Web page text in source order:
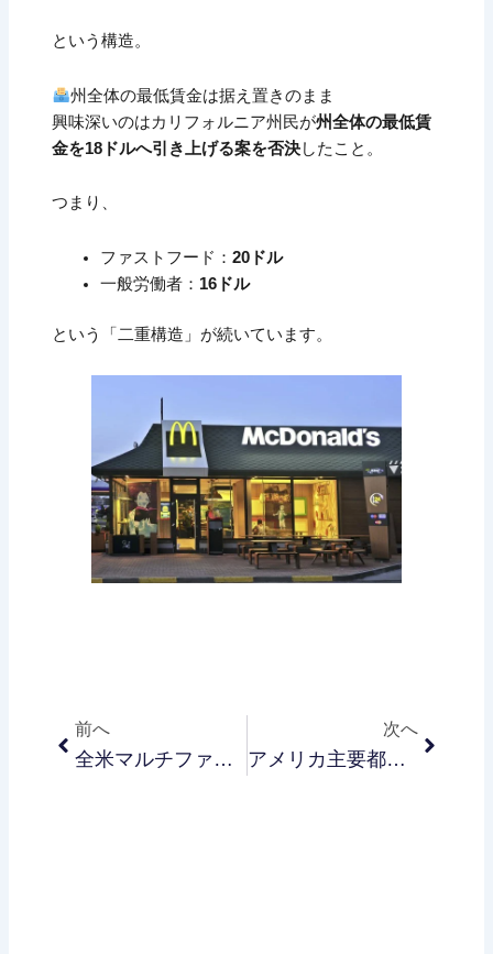
という構造。
州全体の最低賃金は据え置きのまま
興味深いのはカリフォルニア州民が州全体の最低賃
金を18ドルへ引き上げる案を否決したこと。
つまり、
ファストフード：20ドル
一般労働者： 16ドル
という「二重構造」が続いています。
前へ
全米マルチファミリー（賃貸住宅）マーケット、依然として高い投資リターン
次へ
アメリカ主要都市で「収入＞家賃」ついに逆転